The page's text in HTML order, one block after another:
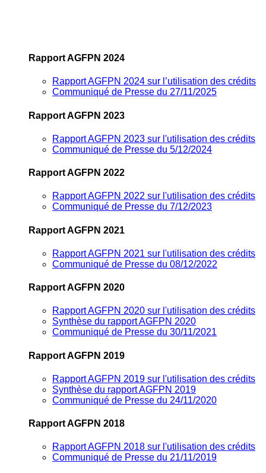
Rapport AGFPN 2024
Rapport AGFPN 2024 sur l’utilisation des crédits
Communiqué de Presse du 27/11/2025
Rapport AGFPN 2023
Rapport AGFPN 2023 sur l'utilisation des crédits
Communiqué de Presse du 5/12/2024
Rapport AGFPN 2022
Rapport AGFPN 2022 sur l'utilisation des crédits
Communiqué de Presse du 7/12/2023
Rapport AGFPN 2021
Rapport AGFPN 2021 sur l'utilisation des crédits
Communiqué de Presse du 08/12/2022
Rapport AGFPN 2020
Rapport AGFPN 2020 sur l'utilisation des crédits
Synthèse du rapport AGFPN 2020
Communiqué de Presse du 30/11/2021
Rapport AGFPN 2019
Rapport AGFPN 2019 sur l'utilisation des crédits
Synthèse du rapport AGFPN 2019
Communiqué de Presse du 24/11/2020
Rapport AGFPN 2018
Rapport AGFPN 2018 sur l'utilisation des crédits
Communiqué de Presse du 21/11/2019